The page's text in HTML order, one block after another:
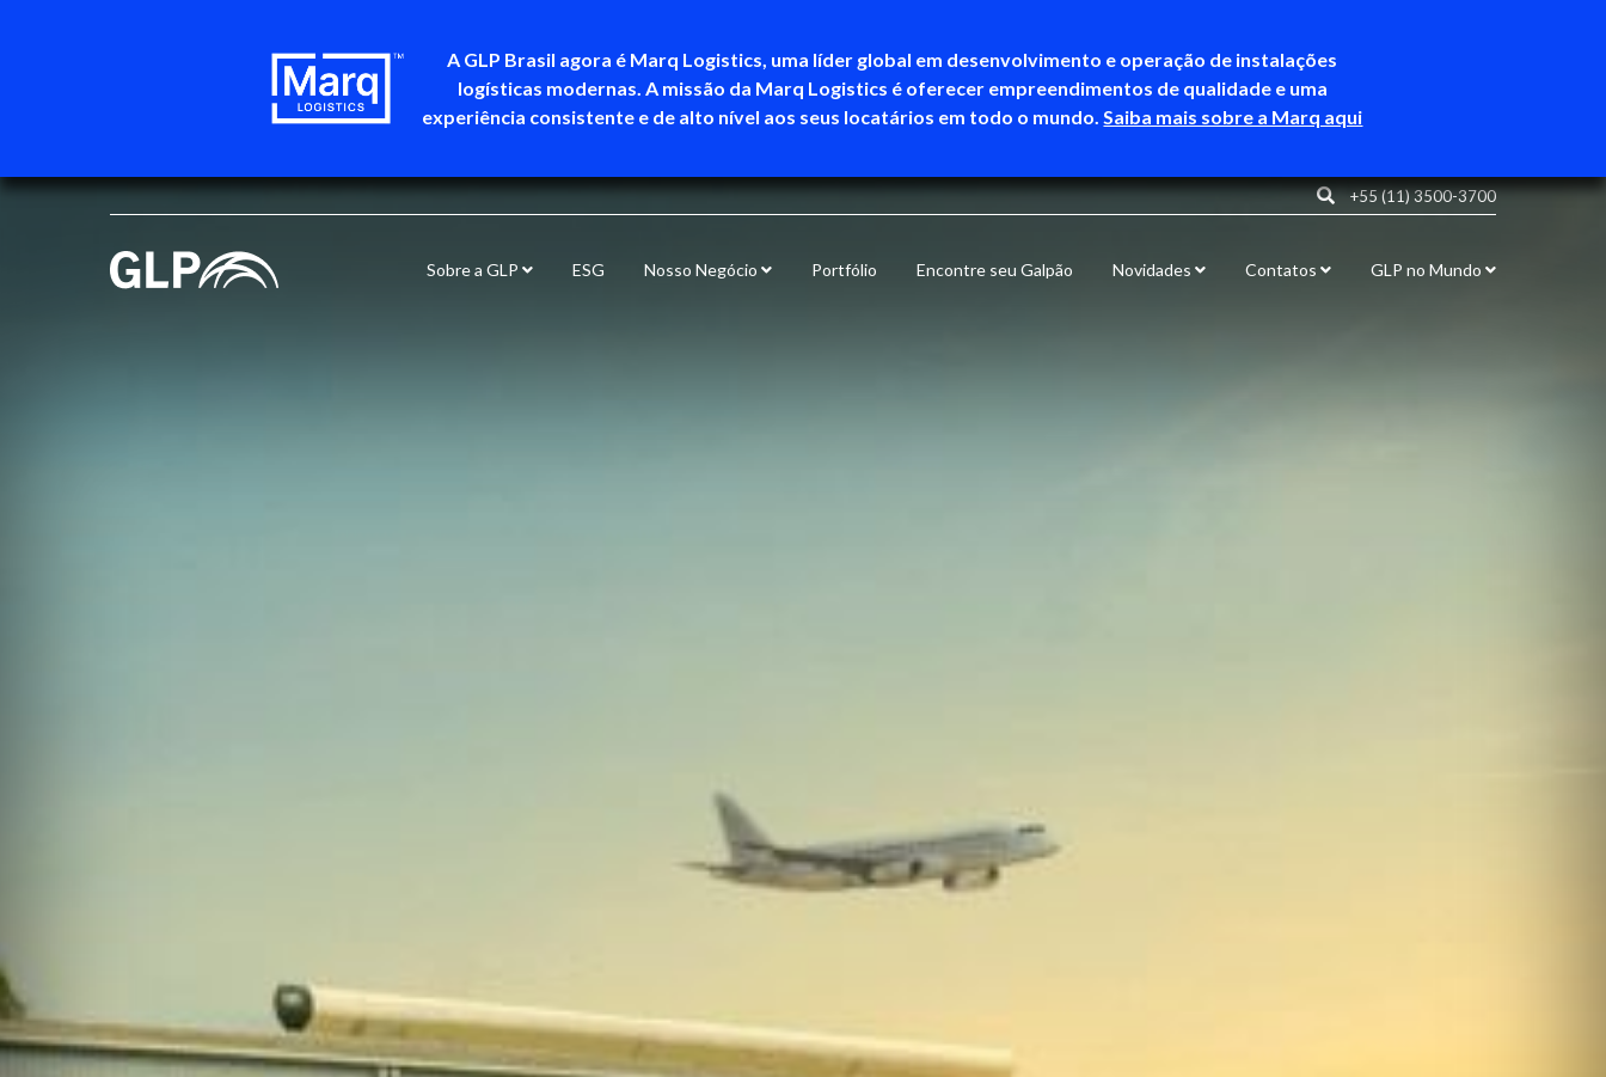
A GLP Brasil agora é Marq Logistics, uma líder global em desenvolvimento e operação de instalações
logísticas modernas. A missão da Marq Logistics é oferecer empreendimentos de qualidade e uma
experiência consistente e de alto nível aos seus locatários em todo o mundo. Saiba mais sobre a Marq aqui
+55 (11) 3500-3700
Sobre a GLP ESG Nosso Negócio Portfólio Encontre seu Galpão Novidades Contatos GLP no Mundo